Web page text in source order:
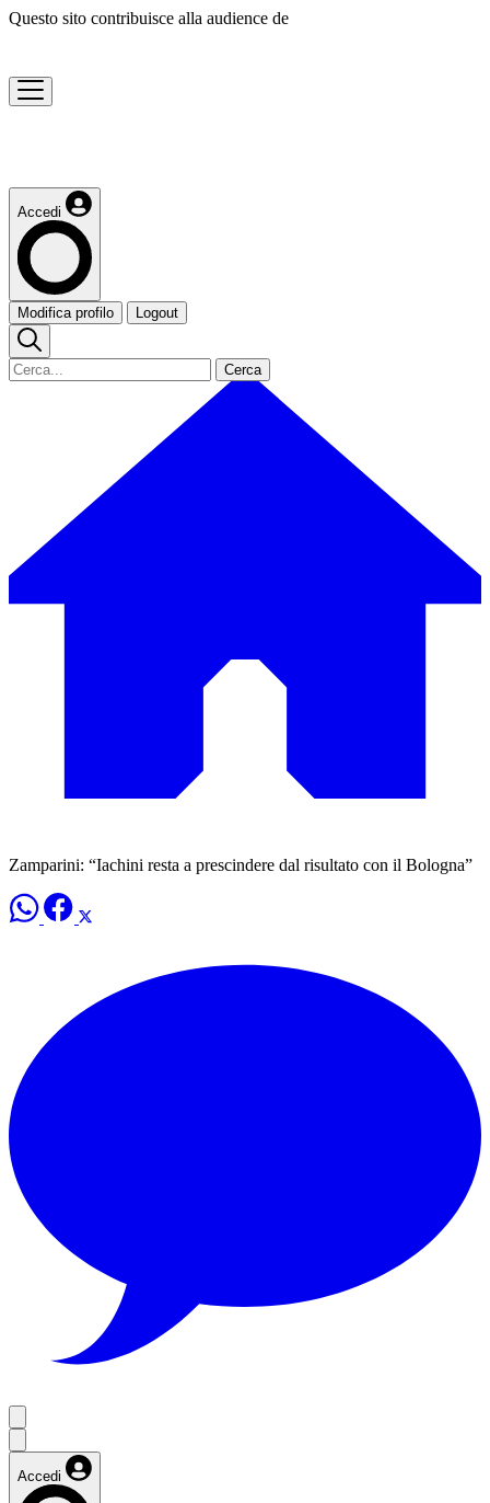
Questo sito contribuisce alla audience de
Accedi
Modifica profilo Logout
Cerca
Zamparini: “Iachini resta a prescindere dal risultato con il Bologna”
Accedi